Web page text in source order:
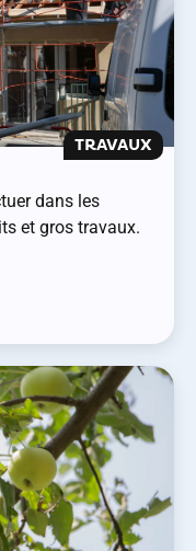
TRAVAUX
dans les
et gros travaux.